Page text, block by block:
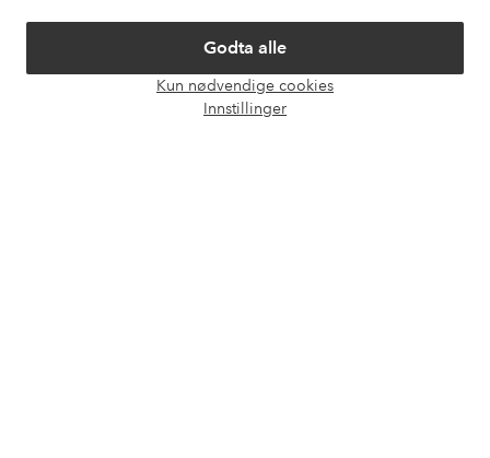
Godta alle
Kun nødvendige cookies
Innstillinger